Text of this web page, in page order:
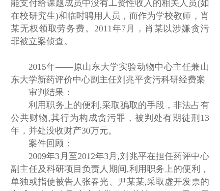
能支付给课题成员中没有工资性收入的相关人员(如
在校研究生)和临时聘用人员，而作为学校教师，肖
某无权领取劳务费。2011年7月，肖某以涉嫌贪污
罪被立案侦查。
2015年——原山东大学实验动物中心主任兼山
东大学新药评价中心副主任刘兆平贪污科研经费案
审判结果：
利用职务上的便利,采取骗取的手段，非法占有
公共财物,其行为构成贪污罪，被判处有期徒刑13
年，并处没收财产30万元。
案件回顾：
2009年3月至2012年3月,刘兆平在担任药评中心
副主任及科研项目负责人期间,利用职务上的便利，
单独或指使被告人张春光、尹某某,采取虚开发票的